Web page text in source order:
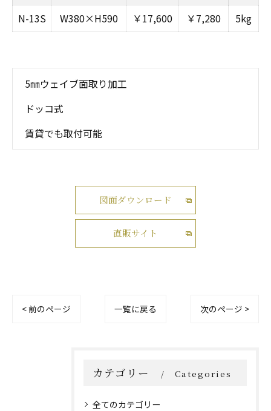
N-13S
W380×H590 ￥17,600 ￥7,280 5kg
5㎜ウェイブ面取り加工
ドッコ式
賃貸でも取付可能
図面ダウンロード
直販サイト
< 前のページ 一覧に戻る 次のページ >
カテゴリー Categories
全てのカテゴリー